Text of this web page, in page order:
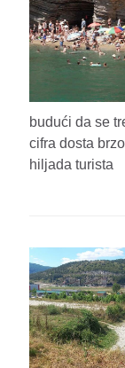
budući da se
cifra dosta
hiljada turista